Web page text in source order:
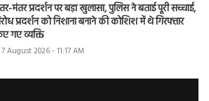
मंतर प्रदर्शन पर बड़ा खुलासा, पुलिस ने बताई पूरी सच्चाई,
प्रदर्शन को निशाना बनाने की कोशिश में थे गिरफ्तार
गए व्यक्ति
7 August 2026 - 11:17 AM